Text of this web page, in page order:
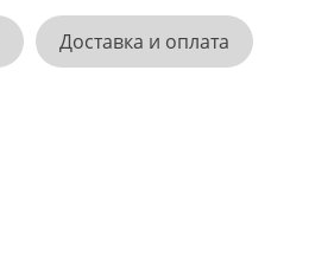
Доставка и оплата